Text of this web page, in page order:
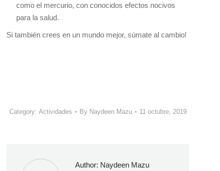
como el mercurio, con conocidos efectos nocivos
para la salud.
Si también crees en un mundo mejor, súmate al cambio!
Category: Actividades By Naydeen Mazu 11 octubre, 2019
Author: Naydeen Mazu